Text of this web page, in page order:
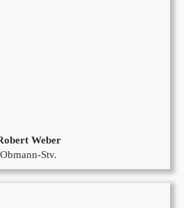
Weber
Obmann-Stv.